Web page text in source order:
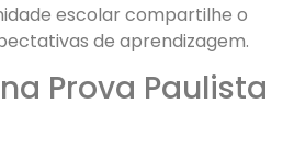
escolar compartilhe o
de aprendizagem.
Prova Paulista